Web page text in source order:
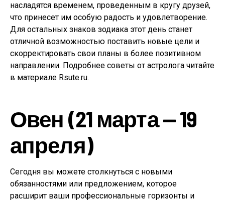
насладятся временем, проведенным в кругу друзей,
что принесет им особую радость и удовлетворение.
Для остальных знаков зодиака этот день станет
отличной возможностью поставить новые цели и
скорректировать свои планы в более позитивном
направлении. Подробнее советы от астролога читайте
в материале Rsute.ru.
Овен (21 марта — 19
апреля)
Сегодня вы можете столкнуться с новыми
обязанностями или предложением, которое
расширит ваши профессиональные горизонты и